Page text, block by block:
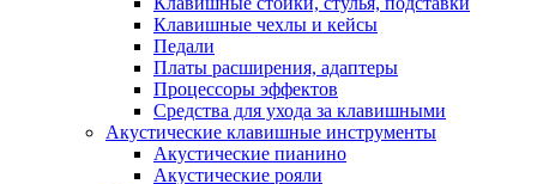
Клавишные чехлы и кейсы
Педали
Платы расширения, адаптеры
Процессоры эффектов
Средства для ухода за клавишными
Акустические клавишные инструменты
Акустические пианино
Акустические рояли